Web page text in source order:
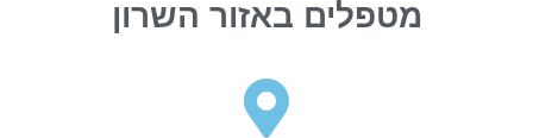
מטפלים באזור השרון